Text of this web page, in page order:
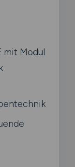
mit Modul